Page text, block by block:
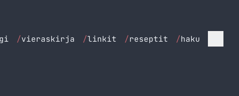
/vieraskirja /linkit /reseptit /haku